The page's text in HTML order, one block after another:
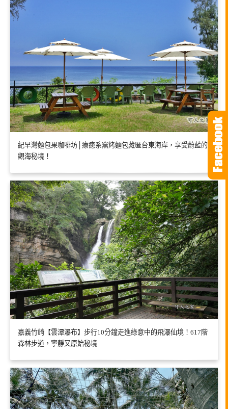
紀早灣麵包果咖啡坊│療癒系窯烤麵包藏匿台東海岸，享受蔚藍的
觀海秘境！
嘉義竹崎【雲潭瀑布】步行10分鐘走進綠意中的飛瀑仙境！617階
森林步道，寧靜又原始秘境